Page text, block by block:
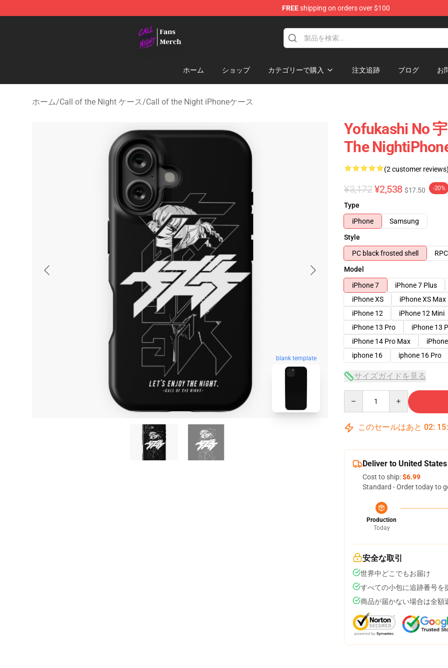
FREEshipping on orders over $100
ホーム ショップ カテゴリーで購入 注文追跡 ブログ お
ホーム/Call of the Night ケース/Call of the Night iPhoneケース
blank template
Yofukashi No
The
(2 customer reviews)
¥3,172 ¥2,538 $17.50 -20%
Type
iPhone
Samsung
Style
PC black frosted shell
Model
iPhone 7
iPhone 7 Plus
iPhone XS
iPhone XS Max
iPhone 12
iPhone 12 Mini
iPhone 13 Pro
iPhone 13
iPhone 14 Pro Max
iphone 16
iphone 16 Pro
サイズガイドを見る
このセールはあと 02: 15:
Deliver to United States
Cost to ship:$6.99
Standard - Order today to
Production
Today
安全な取引
世界中どこでもお届け
すべての小包に追跡番号を
商品が届かない場合は全額